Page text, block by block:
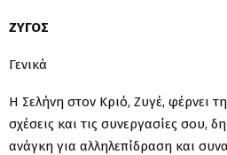
ΖΥΓΟΣ
Γενικά
Η Σελήνη στον Κριό, Ζυγέ, φέρνει
σχέσεις και τις συνεργασίες σου,
ανάγκη για αλληλεπίδραση και